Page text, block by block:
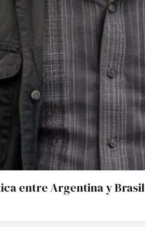
entre Argentina y Brasil